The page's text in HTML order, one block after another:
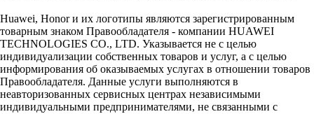
Huawei, Honor и их логотипы являются зарегистрированным
товарным знаком Правообладателя - компании HUAWEI
TECHNOLOGIES CO., LTD. Указывается не с целью
индивидуализации собственных товаров и услуг, а с целью
информирования об оказываемых услугах в отношении товаров
Правообладателя. Данные услуги выполняются в
неавторизованных сервисных центрах независимыми
индивидуальными предпринимателями, не связанными с